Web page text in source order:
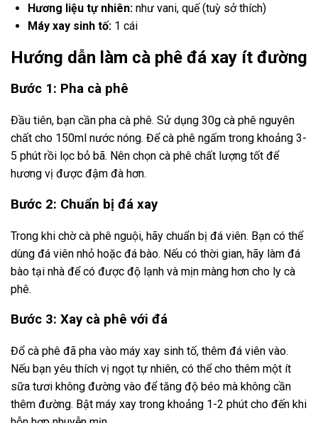
Hương liệu tự nhiên: như vani, quế (tuỳ sở thích)
Máy xay sinh tố: 1 cái
Hướng dẫn làm cà phê đá xay ít đường
Bước 1: Pha cà phê
Đầu tiên, bạn cần pha cà phê. Sử dụng 30g cà phê nguyên
chất cho 150ml nước nóng. Để cà phê ngấm trong khoảng 3-
5 phút rồi lọc bỏ bã. Nên chọn cà phê chất lượng tốt để
hương vị được đậm đà hơn.
Bước 2: Chuẩn bị đá xay
Trong khi chờ cà phê nguội, hãy chuẩn bị đá viên. Bạn có thể
dùng đá viên nhỏ hoặc đá bào. Nếu có thời gian, hãy làm đá
bào tại nhà để có được độ lạnh và mịn màng hơn cho ly cà
phê.
Bước 3: Xay cà phê với đá
Đổ cà phê đã pha vào máy xay sinh tố, thêm đá viên vào.
Nếu bạn yêu thích vị ngọt tự nhiên, có thể cho thêm một ít
sữa tươi không đường vào để tăng độ béo mà không cần
thêm đường. Bật máy xay trong khoảng 1-2 phút cho đến khi